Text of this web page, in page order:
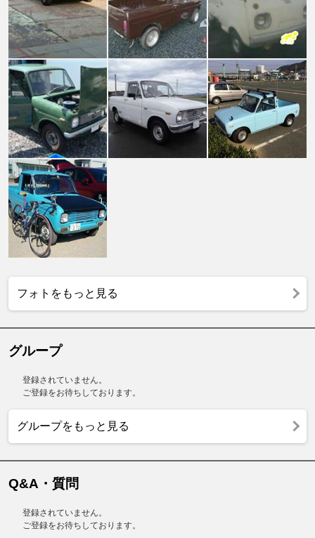
フォトをもっと見る
グループ
登録されていません。
ご登録をお待ちしております。
グループをもっと見る
Q&A・質問
登録されていません。
ご登録をお待ちしております。